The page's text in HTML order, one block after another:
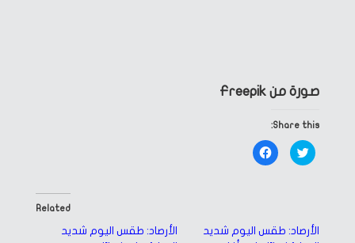
صورة من Freepik
Share this:
Click
to
share
window)
Click
to
window)
Related
الأرصاد: طقس اليوم شديد
الأرصاد: طقس اليوم شديد